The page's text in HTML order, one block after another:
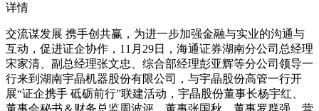
详情
交流谋发展 携手创共赢，为进一步加强金融与实业的沟通与
互动，促进证企协作，11月29日，海通证券湖南分公司总经理
宋家清、副总经理张文忠、综合部经理彭亚辉等分公司领导一
行来到湖南宇晶机器股份有限公司，与宇晶股份高管一行开
展“证企携手 砥砺前行”联建活动，宇晶股份董事长杨宇红、
董事会秘书＆财务总监周波评、董事张国秋、董事罗群强、营